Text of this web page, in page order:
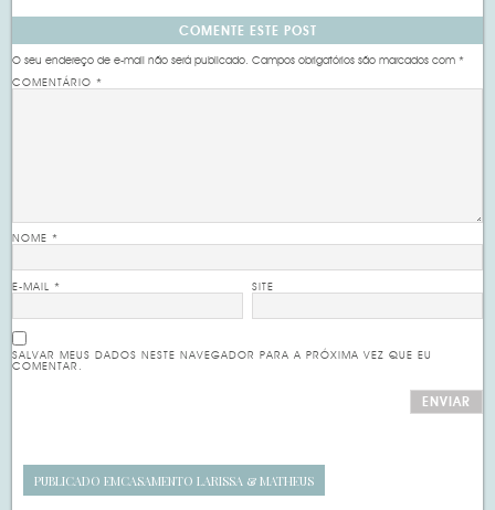
COMENTE ESTE POST
O seu endereço de e-mail não será publicado. Campos obrigatórios são marcados com*
COMENTÁRIO*
NOME*
E-MAIL* SITE
SALVAR MEUS DADOS NESTE NAVEGADOR PARA A PRÓXIMA VEZ QUE EU
COMENTAR.
PUBLICADO EMCASAMENTO LARISSA & MATHEUS